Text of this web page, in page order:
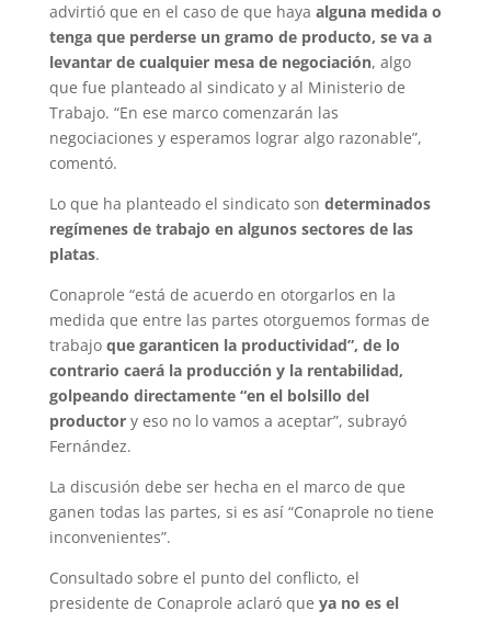
advirtió que en el caso de que haya alguna medida o
tenga que perderse un gramo de producto, se va a
levantar de cualquier mesa de negociación, algo
que fue planteado al sindicato y al Ministerio de
Trabajo. “En ese marco comenzarán las
negociaciones y esperamos lograr algo razonable”,
comentó.
Lo que ha planteado el sindicato son determinados
regímenes de trabajo en algunos sectores de las
platas.
Conaprole “está de acuerdo en otorgarlos en la
medida que entre las partes otorguemos formas de
trabajo que garanticen la productividad”, de lo
contrario caerá la producción y la rentabilidad,
golpeando directamente “en el bolsillo del
productor y eso no lo vamos a aceptar”, subrayó
Fernández.
La discusión debe ser hecha en el marco de que
ganen todas las partes, si es así “Conaprole no tiene
inconvenientes”.
Consultado sobre el punto del conflicto, el
presidente de Conaprole aclaró que ya no es el